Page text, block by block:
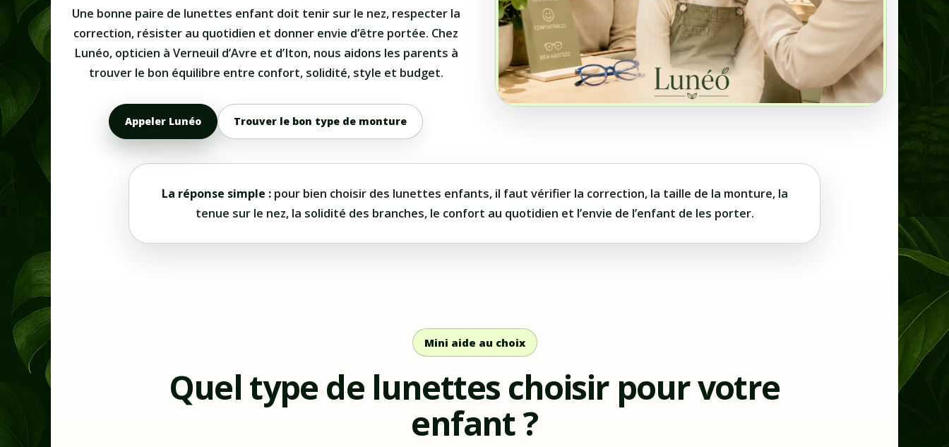
Une bonne paire de lunettes enfant doit tenir sur le nez, respecter la
correction, résister au quotidien et donner envie d’être portée. Chez
Lunéo, opticien à Verneuil d’Avre et d’Iton, nous aidons les parents à
trouver le bon équilibre entre confort, solidité, style et budget.
Appeler Lunéo Trouver le bon type de monture
La réponse simple :pour bien choisir des lunettes enfants, il faut vérifier la correction, la taille de la monture, la
tenue sur le nez, la solidité des branches, le confort au quotidien et l’envie de l’enfant de les porter.
Mini aide au choix
Quel type de lunettes choisir pour votre
enfant ?